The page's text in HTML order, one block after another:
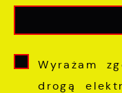
Wyrażam
drogą